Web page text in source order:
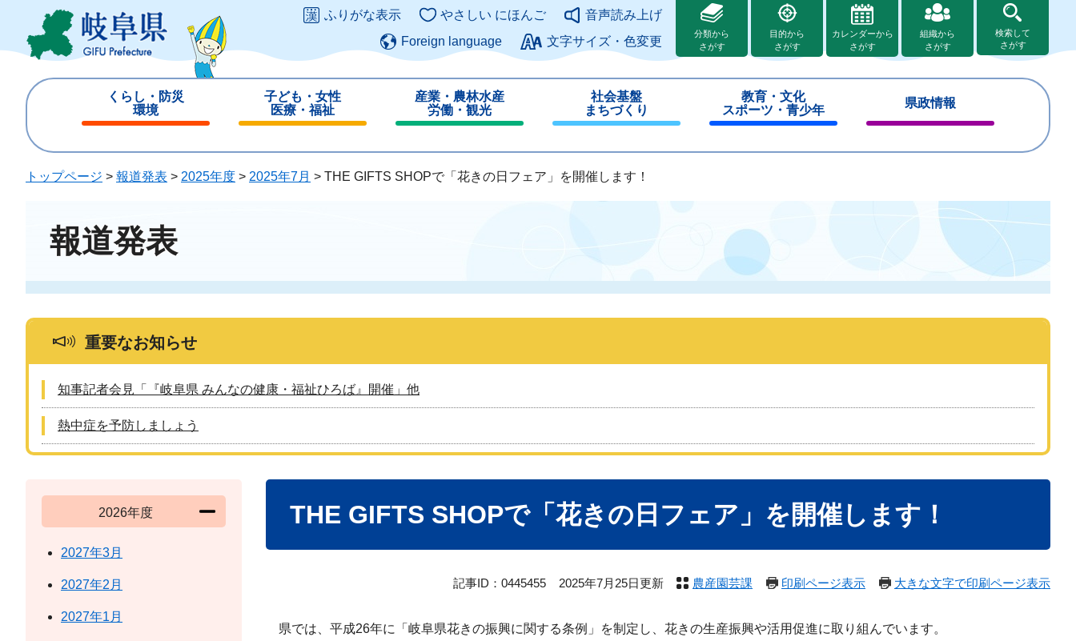
ジ
ュ
このページの本文へ
ふりがな表示 やさしい にほんご
音声読み上げ
Foreign language
文字サイズ・色変更
分類から
さがす
目的から
さがす
カレンダーから
さがす
組織から
さがす
検索して
さがす
くらし・防災
環境
じ
子ども・女性
医療・福祉
じ
る
産業・農林水産
労働・観光
じ
る
社会基盤
まちづくり
じ
る
教育・文化
スポーツ・青少年
じ
県政情報
じ
トップページ > 報道発表 > 2025年度 > 2025年7月 > THE GIFTS SHOPで「花きの日フェア」を開催します！
報道発表
重要なお知らせ
知事記者会見「『岐阜県 みんなの健康・福祉ひろば』開催」他
熱中症を予防しましょう
THE GIFTS SHOPで「花きの日フェア」を開催します！
記事ID：0445455 2025年7月25日更新 農産園芸課 印刷ページ表示 大きな文字で印刷ページ表示
県では、平成26年に「岐阜県花きの振興に関する条例」を制定し、花きの生産振興や活用促進に取り組んでいます。
2026年度
2027年3月
2027年2月
2027年1月